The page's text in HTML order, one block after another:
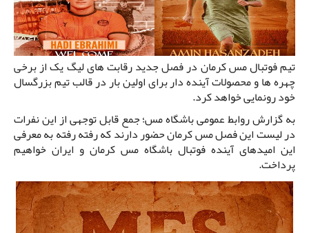
تیم فوتبال مس کرمان در فصل جدید رقابت های لیگ یک از برخی
چهره ها و محصولات آینده دار برای اولین بار در قالب تیم بزرگسال
خود رونمایی خواهد کرد.
به گزارش روابط عمومی باشگاه مس؛ جمع قابل توجهی از این نفرات
در لیست این فصل مس کرمان حضور دارند که رفته رفته به معرفی
این امیدهای آینده فوتبال باشگاه مس کرمان و ایران خواهیم
پرداخت.